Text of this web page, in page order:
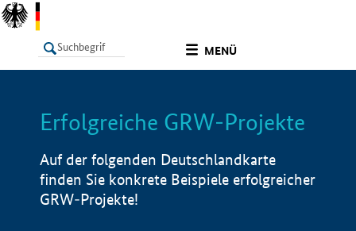
MENÜ
LISTE Info
Erfolgreiche GRW-Projekte
Auf der folgenden Deutschlandkarte
finden Sie konkrete Beispiele erfolgreicher
GRW-Projekte!